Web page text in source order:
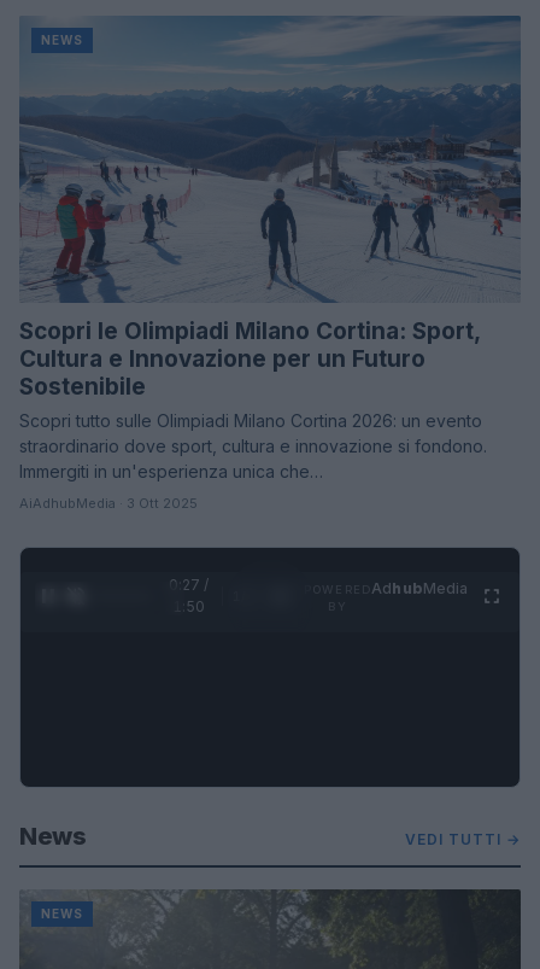
NEWS
Scopri le Olimpiadi Milano Cortina: Sport,
Cultura e Innovazione per un Futuro
Sostenibile
Scopri tutto sulle Olimpiadi Milano Cortina 2026: un evento
straordinario dove sport, cultura e innovazione si fondono.
Immergiti in un'esperienza unica che…
AiAdhubMedia · 3 Ott 2025
0:29 /
1:50
AdhubMedia
News VEDI TUTTI →
NEWS